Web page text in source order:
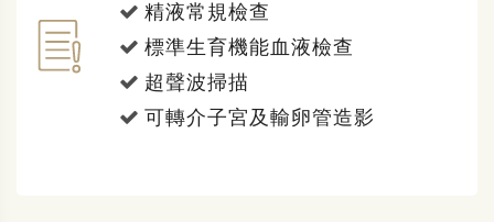
精液常規檢查
標準生育機能血液檢查
超聲波掃描
可轉介子宮及輸卵管造影